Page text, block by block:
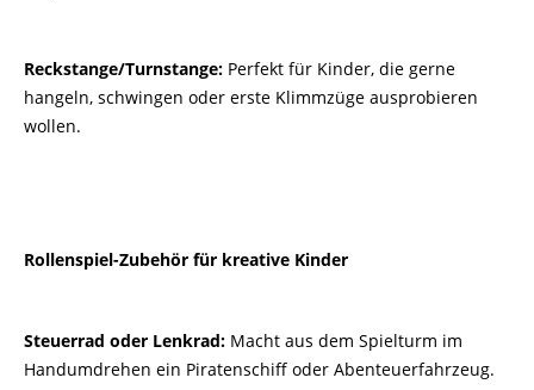
Reckstange/Turnstange: Perfekt für Kinder, die gerne
hangeln, schwingen oder erste Klimmzüge ausprobieren
wollen.
Rollenspiel-Zubehör für kreative Kinder
Steuerrad oder Lenkrad: Macht aus dem Spielturm im
Handumdrehen ein Piratenschiff oder Abenteuerfahrzeug.